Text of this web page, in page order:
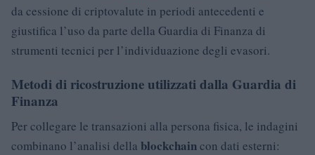
da cessione di criptovalute in periodi antecedenti e
giustifica l’uso da parte della Guardia di Finanza di
strumenti tecnici per l’individuazione degli evasori.
Metodi di ricostruzione utilizzati dalla Guardia di
Finanza
Per collegare le transazioni alla persona fisica, le indagini
combinano l’analisi della blockchaincon dati esterni: